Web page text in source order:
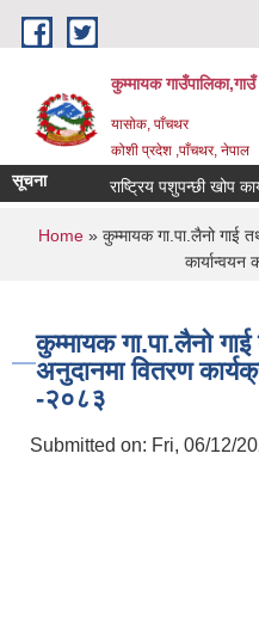
Skip to main content
कुम्मायक गाउँपालिका,गाउँ
यासोक, पाँचथर
कोशी प्रदेश ,पाँचथर, नेपाल
सूचना राष्ट्रिय पशुपन्छी खोप
You are here
Home » कुम्मायक गा.पा.लैनो गाई
कार्यान्वयन
कुम्मायक गा.पा.लैनो
अनुदानमा वितरण
-२०८३
Submitted on: Fri, 06/12/